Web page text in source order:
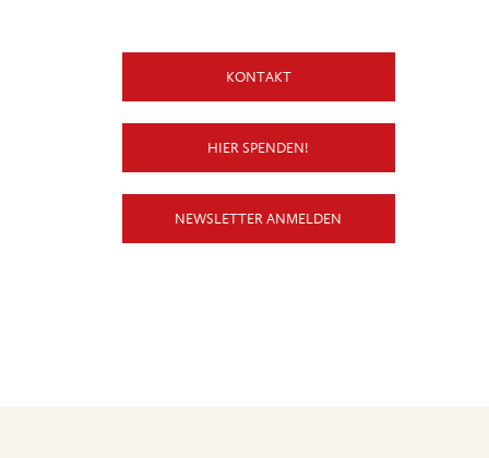
KONTAKT
HIER SPENDEN!
NEWSLETTER ANMELDEN